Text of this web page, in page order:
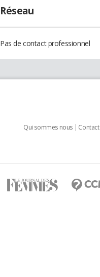
Réseau
Pas de contact professionnel
Qui sommes nous Contact